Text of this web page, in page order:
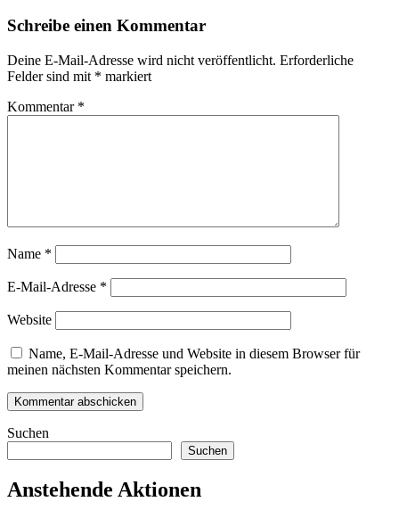
Schreibe einen Kommentar
Deine E-Mail-Adresse wird nicht veröffentlicht. Erforderliche
Felder sind mit * markiert
Kommentar *
Name *
E-Mail-Adresse *
Website
Name, E-Mail-Adresse und Website in diesem Browser für
meinen nächsten Kommentar speichern.
Suchen
Suchen
Anstehende Aktionen